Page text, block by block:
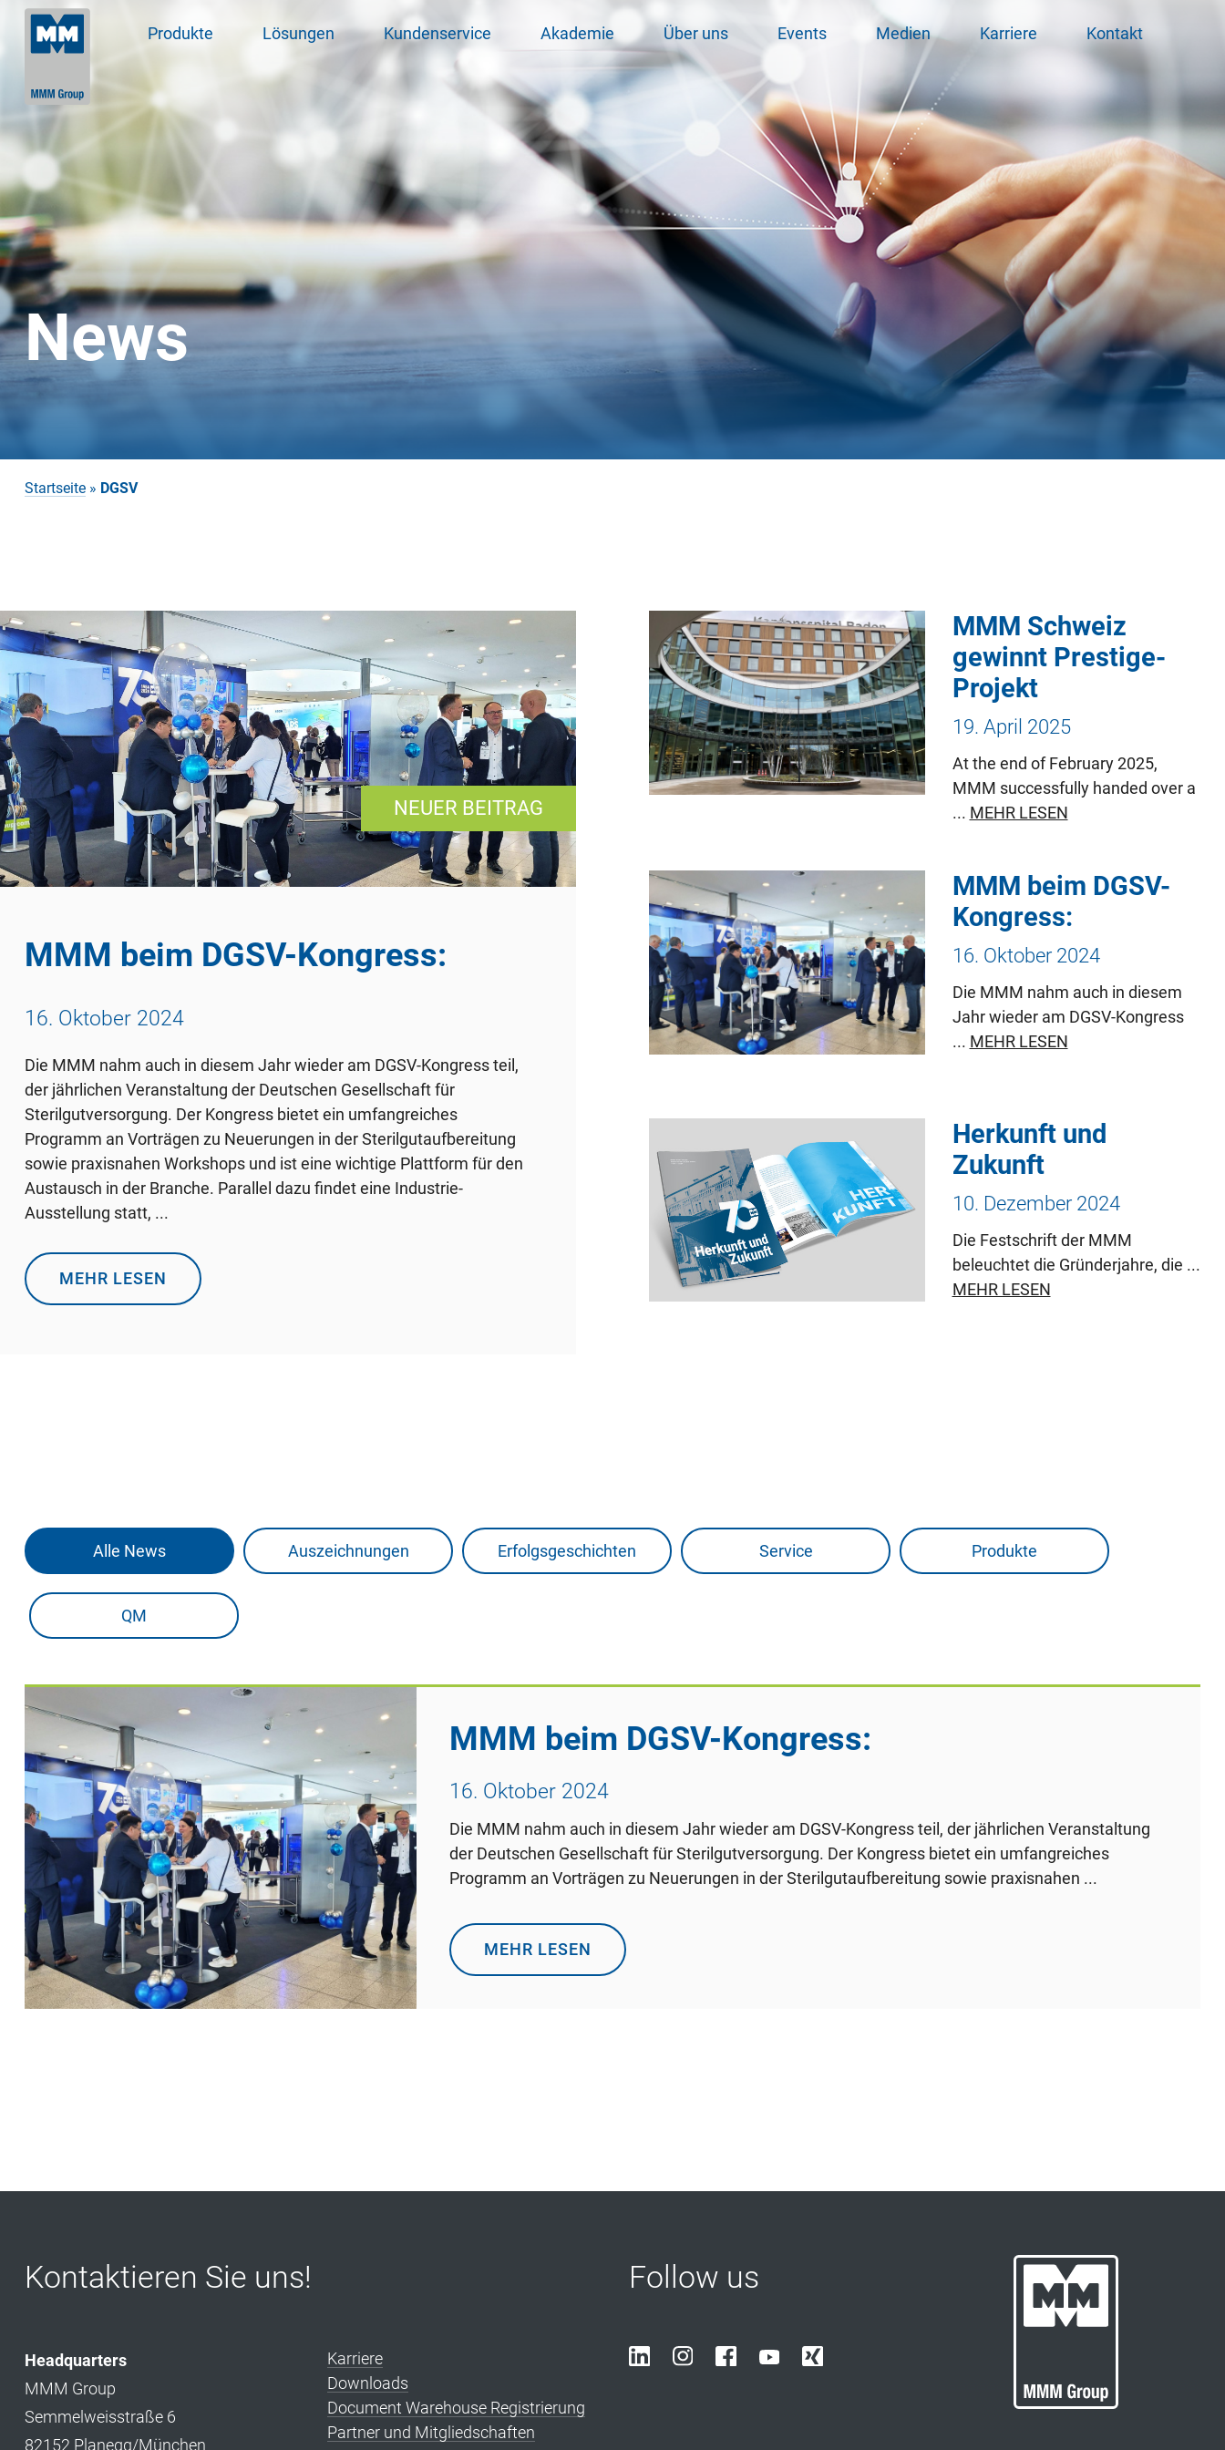
Produkte Lösungen Kundenservice Akademie Über uns Events Medien Karriere Kontakt
News
Startseite » DGSV
NEUER BEITRAG
MMM beim DGSV-Kongress:
16. Oktober 2024
Die MMM nahm auch in diesem Jahr wieder am DGSV-Kongress teil,
der jährlichen Veranstaltung der Deutschen Gesellschaft für
Sterilgutversorgung. Der Kongress bietet ein umfangreiches
Programm an Vorträgen zu Neuerungen in der Sterilgutaufbereitung
sowie praxisnahen Workshops und ist eine wichtige Plattform für den
Austausch in der Branche. Parallel dazu findet eine Industrie-
Ausstellung statt, ...
MEHR LESEN
MMM Schweiz
gewinnt Prestige-
Projekt
19. April 2025
At the end of February 2025,
MMM successfully handed over a
... MEHR LESEN
MMM beim DGSV-
Kongress:
16. Oktober 2024
Die MMM nahm auch in diesem
Jahr wieder am DGSV-Kongress
... MEHR LESEN
Herkunft und
Zukunft
10. Dezember 2024
Die Festschrift der MMM
beleuchtet die Gründerjahre, die ...
MEHR LESEN
Alle News Auszeichnungen Erfolgsgeschichten Service Produkte
QM
MMM beim DGSV-Kongress:
16. Oktober 2024
Die MMM nahm auch in diesem Jahr wieder am DGSV-Kongress teil, der jährlichen Veranstaltung
der Deutschen Gesellschaft für Sterilgutversorgung. Der Kongress bietet ein umfangreiches
Programm an Vorträgen zu Neuerungen in der Sterilgutaufbereitung sowie praxisnahen ...
MEHR LESEN
Kontaktieren Sie uns!
Headquarters
MMM Group
Semmelweisstraße 6
82152 Planegg/München
Karriere
Downloads
Document Warehouse Registrierung
Partner und Mitgliedschaften
Follow us